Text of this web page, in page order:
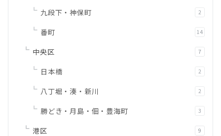
九段下・神保町 2
番町 14
中央区 7
日本橋 2
八丁堀・湊・新川 2
勝どき・月島・佃・豊海町 3
港区 9